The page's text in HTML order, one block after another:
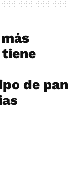
tiene
de pan